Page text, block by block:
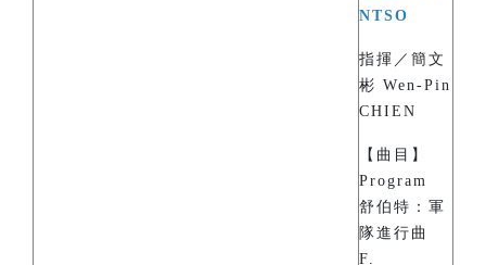
NTSO
指揮／簡文
彬 Wen-Pin
CHIEN
【曲目】
Program
舒伯特：軍
隊進行曲
F.